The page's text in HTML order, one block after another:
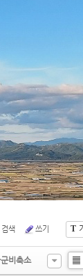
T
검색 쓰기
비축소
Li